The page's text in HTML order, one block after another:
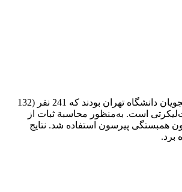
هدف از این پژوهش، بررسی روایی و پایایی نسخۀ فارسی مقیاس انگیزۀ ورزشی-6 بود. این پژوهش از نوع توصیفی و همبستگی بود و جامعۀ آماری آن تمامی دانشجویان دانشگاه تهران بودند که 241 نفر (132
ابزار موردنظر را تکمیل کردند. ابزار اندازه‌گیری مقیاس انگیزۀ ورزشی-6 بود که داری شش خرده‌مقیاس و 24 گویة هفت‌لیکرتی است. به‌منظور محاسبة ثبات از
همبستگی پیرسون استفاده شد. نتایج